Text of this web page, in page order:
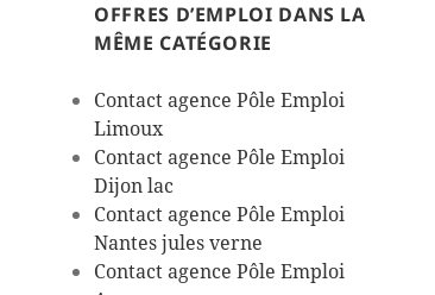
OFFRES D’EMPLOI DANS LA
MÊME CATÉGORIE
Contact agence Pôle Emploi
Limoux
Contact agence Pôle Emploi
Dijon lac
Contact agence Pôle Emploi
Nantes jules verne
Contact agence Pôle Emploi